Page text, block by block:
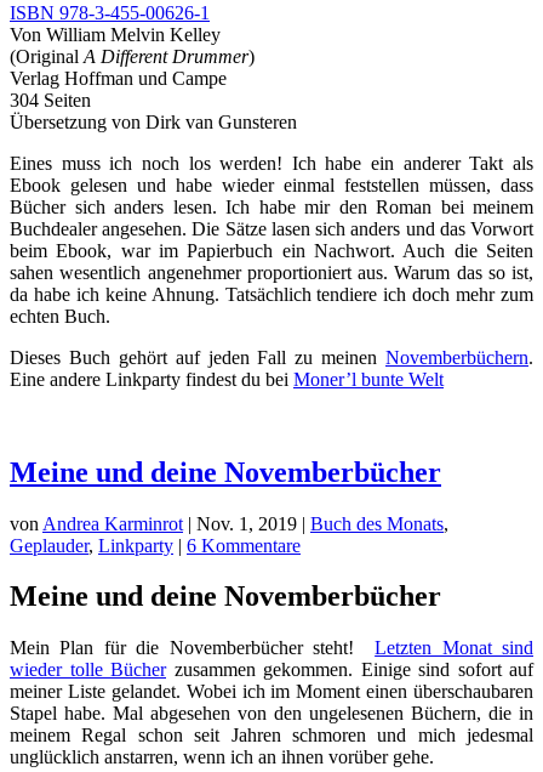
ISBN 978-3-455-00626-1
Von William Melvin Kelley
(Original A Different Drummer)
Verlag Hoffman und Campe
304 Seiten
Übersetzung von Dirk van Gunsteren
Eines muss ich noch los werden! Ich habe ein anderer Takt als
Ebook gelesen und habe wieder einmal feststellen müssen, dass
Bücher sich anders lesen. Ich habe mir den Roman bei meinem
Buchdealer angesehen. Die Sätze lasen sich anders und das Vorwort
beim Ebook, war im Papierbuch ein Nachwort. Auch die Seiten
sahen wesentlich angenehmer proportioniert aus. Warum das so ist,
da habe ich keine Ahnung. Tatsächlich tendiere ich doch mehr zum
echten Buch.
Dieses Buch gehört auf jeden Fall zu meinen Novemberbüchern.
Eine andere Linkparty findest du bei Moner’l bunte Welt
Meine und deine Novemberbücher
von Andrea Karminrot | Nov. 1, 2019 | Buch des Monats,
Geplauder, Linkparty | 6 Kommentare
Meine und deine Novemberbücher
Mein Plan für die Novemberbücher steht!Letzten Monat sind
wieder tolle Bücherzusammen gekommen. Einige sind sofort auf
meiner Liste gelandet. Wobei ich im Moment einen überschaubaren
Stapel habe. Mal abgesehen von den ungelesenen Büchern, die in
meinem Regal schon seit Jahren schmoren und mich jedesmal
unglücklich anstarren, wenn ich an ihnen vorüber gehe.